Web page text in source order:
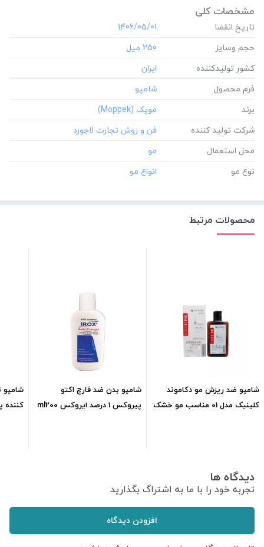
مشخصات کلی
تاریخ انقضا
‎1406/05/01
حجم وسایز
‎250 میل
کشور تولید‎کننده
فرم محصول
برند
شرکت تولید کننده
محل استعمال
نوع مو
محصولات مرتبط
شامپو ضد ریزش مو دکاموند
کلینیک مدل 01 مناسب مو خشک
شامپو بدن ضد قارچ اکتو
پیروکس 1 درصد ایروکس ml200
شامپو
کننده
دیدگاه ها
تجربه خود را با ما به اشتراگ بگذارید
افزودن دیدگاه